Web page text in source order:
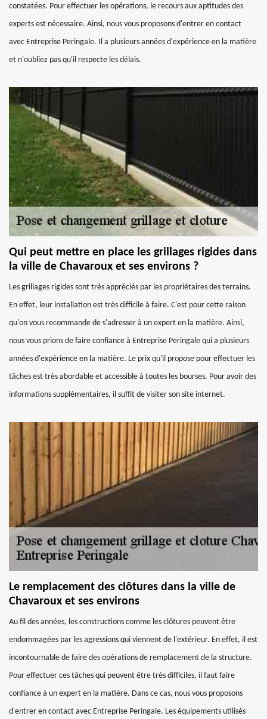
constatées. Pour effectuer les opérations, le recours aux aptitudes des
experts est nécessaire. Ainsi, nous vous proposons d'entrer en contact
avec Entreprise Peringale. Il a plusieurs années d'expérience en la matière
et n'oubliez pas qu'il respecte les délais.
Qui peut mettre en place les grillages rigides dans
la ville de Chavaroux et ses environs ?
Les grillages rigides sont très appréciés par les propriétaires des terrains.
En effet, leur installation est très difficile à faire. C'est pour cette raison
qu'on vous recommande de s'adresser à un expert en la matière. Ainsi,
nous vous prions de faire confiance à Entreprise Peringale qui a plusieurs
années d'expérience en la matière. Le prix qu'il propose pour effectuer les
tâches est très abordable et accessible à toutes les bourses. Pour avoir des
informations supplémentaires, il suffit de visiter son site internet.
Le remplacement des clôtures dans la ville de
Chavaroux et ses environs
Au fil des années, les constructions comme les clôtures peuvent être
endommagées par les agressions qui viennent de l'extérieur. En effet, il est
incontournable de faire des opérations de remplacement de la structure.
Pour effectuer ces tâches qui peuvent être très difficiles, il faut faire
confiance à un expert en la matière. Dans ce cas, nous vous proposons
d'entrer en contact avec Entreprise Peringale. Les équipements utilisés